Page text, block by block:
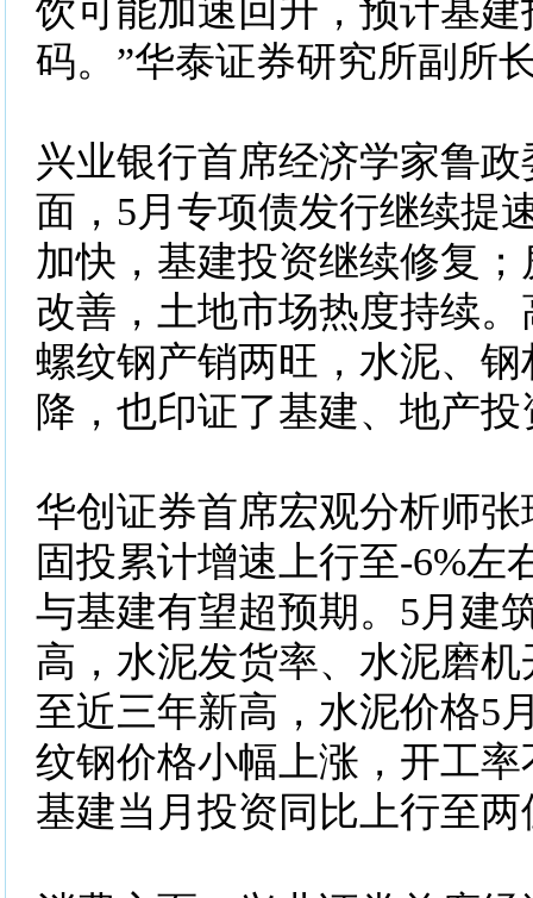
饮可能加速回升，预计基
码。”华泰证券研究所副所
兴业银行首席经济学家鲁
面，5月专项债发行继续提
加快，基建投资继续修复
改善，土地市场热度持续
螺纹钢产销两旺，水泥、
降，也印证了基建、地产
华创证券首席宏观分析师
固投累计增速上行至-6%左
与基建有望超预期。5月建
高，水泥发货率、水泥磨
至近三年新高，水泥价格5
纹钢价格小幅上涨，开工
基建当月投资同比上行至两